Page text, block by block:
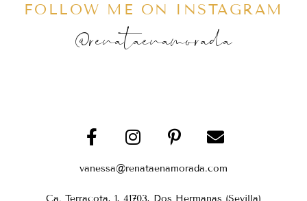
FOLLOW ME ON INSTAGRAM
@renataenamorada
vanessa@renataenamorada.com
Ca. Terracota, 1, 41703, Dos Hermanas (Sevilla)